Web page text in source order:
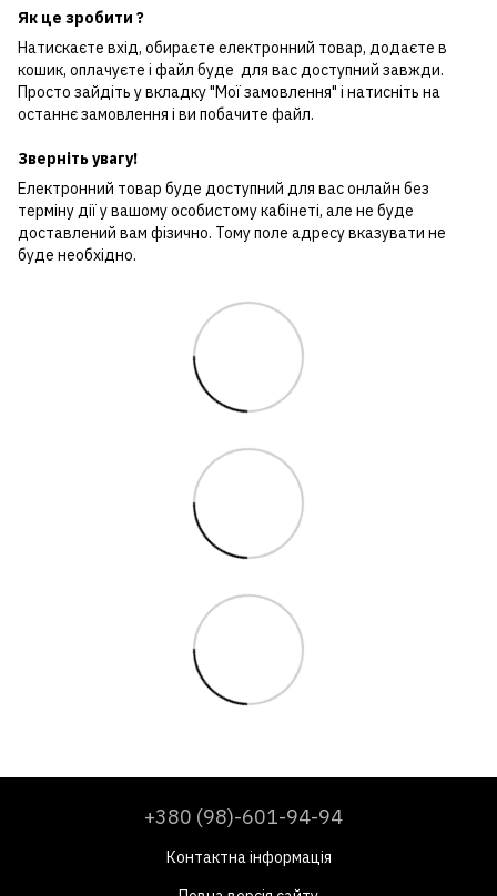
Як це зробити ?
Натискаєте вхід, обираєте електронний товар, додаєте в
кошик, оплачуєте і файл буде для вас доступний завжди.
Просто зайдіть у вкладку "Мої замовлення" і натисніть на
останнє замовлення і ви побачите файл.
Зверніть увагу!
Електронний товар буде доступний для вас онлайн без
терміну дії у вашому особистому кабінеті, але не буде
доставлений вам фізично. Тому поле адресу вказувати не
буде необхідно.
+380 (98)-601-94-94
Контактна інформація